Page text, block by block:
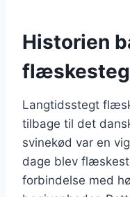
Historien
flæskesteg
Langtidsstegt
tilbage til det
svinekød var en
dage blev
forbindelse med